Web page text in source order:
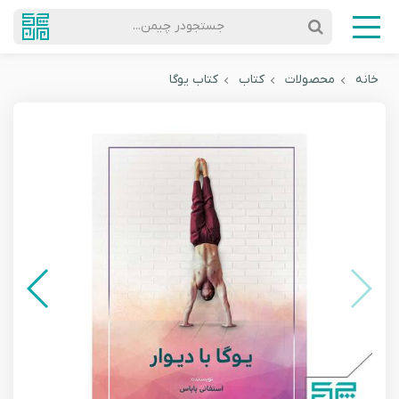
جستجودر چیمن...
خانه محصولات کتاب کتاب یوگا